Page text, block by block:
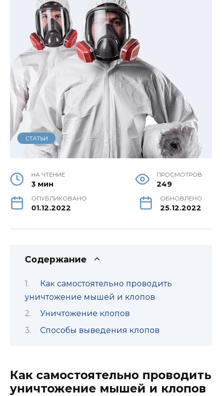
СТАТЬИ
НА ЧТЕНИЕ
3 мин
ПРОСМОТРОВ
249
ОПУБЛИКОВАНО
01.12.2022
ОБНОВЛЕНО
25.12.2022
Содержание
Как самостоятельно проводить
уничтожение мышей и клопов
Уничтожение клопов
Способы выведения клопов
Как самостоятельно проводить
уничтожение мышей и клопов